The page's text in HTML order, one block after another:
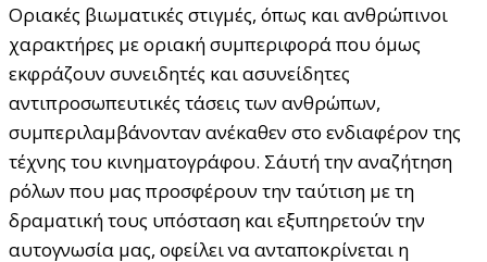
Οριακές βιωματικές στιγμές, όπως και ανθρώπινοι
χαρακτήρες με οριακή συμπεριφορά που όμως
εκφράζουν συνειδητές και ασυνείδητες
αντιπροσωπευτικές τάσεις των ανθρώπων,
συμπεριλαμβάνονταν ανέκαθεν στο ενδιαφέρον της
τέχνης του κινηματογράφου. Σ΄αυτή την αναζήτηση
ρόλων που μας προσφέρουν την ταύτιση με τη
δραματική τους υπόσταση και εξυπηρετούν την
αυτογνωσία μας, οφείλει να ανταποκρίνεται η